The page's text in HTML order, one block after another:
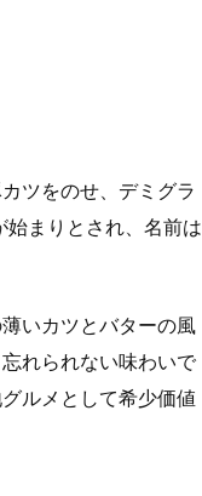
ツをのせ、デミグラ
まりとされ、名前は
いカツとバターの風
れられない味わいで
ルメとして希少価値